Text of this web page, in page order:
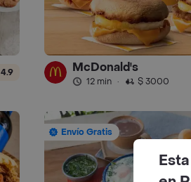
4.9 McDonald's
12 min · $ 3000
Envío Gratis